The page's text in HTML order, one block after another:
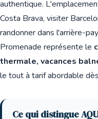
authentique.
Costa Brava, visiter
randonner dans l'arrière-
Promenade représente le
thermale, vacances
le tout à tarif abordable
Ce qui distingue